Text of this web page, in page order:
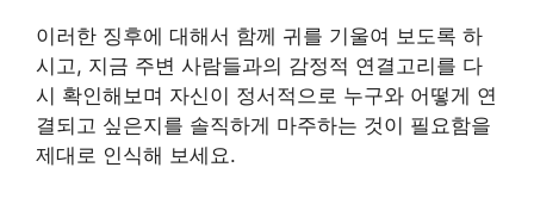
이러한 징후에 대해서 함께 귀를 기울여 보도록 하
시고, 지금 주변 사람들과의 감정적 연결고리를 다
시 확인해보며 자신이 정서적으로 누구와 어떻게 연
결되고 싶은지를 솔직하게 마주하는 것이 필요함을
제대로 인식해 보세요.